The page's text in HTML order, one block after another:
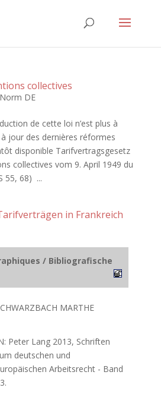
collectives
DE
de cette loi n’est plus à
jour des dernières réformes
disponible Tarifvertragsgesetz
collectives vom 9. April 1949 du
55, 68) ...
in Frankreich
/ Bibliografische
MARTHE
Peter Lang 2013, Schriften
deutschen und
Arbeitsrecht - Band